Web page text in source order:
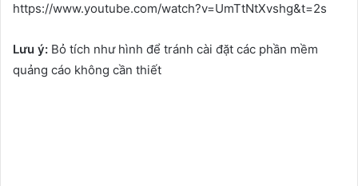
https://www.youtube.com/watch?v=UmTtNtXvshg&t=2s
Lưu ý: Bỏ tích như hình để tránh cài đặt các phần mềm
quảng cáo không cần thiết